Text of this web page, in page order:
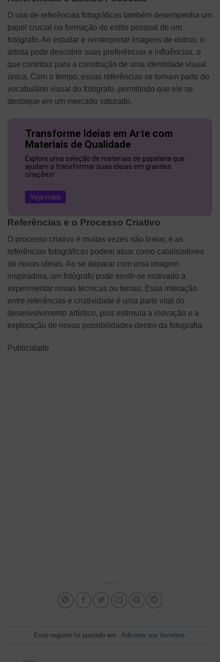
O uso de referências fotográficas também desempenha um
papel crucial na formação do estilo pessoal de um
fotógrafo. Ao estudar e reinterpretar imagens de outros, o
artista pode descobrir suas preferências e influências, o
que contribui para a construção de uma identidade visual
única. Com o tempo, essas referências se tornam parte do
vocabulário visual do fotógrafo, permitindo que ele se
destaque em um mercado saturado.
Transforme Ideias em Arte com
Materiais de Qualidade
Explore uma seleção de materiais de papelaria que
ajudam a transformar suas ideias em grandes
criações!
Veja mais
Referências e o Processo Criativo
O processo criativo é muitas vezes não linear, e as
referências fotográficas podem atuar como catalisadores
de novas ideias. Ao se deparar com uma imagem
inspiradora, um fotógrafo pode sentir-se motivado a
experimentar novas técnicas ou temas. Essa interação
entre referências e criatividade é uma parte vital do
desenvolvimento artístico, pois estimula a inovação e a
exploração de novas possibilidades dentro da fotografia.
Publicidade
Esse registro foi postado em . Adicione aos favoritos